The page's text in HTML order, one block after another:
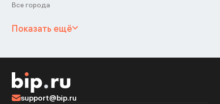
Все города
Показать ещё
support@bip.ru